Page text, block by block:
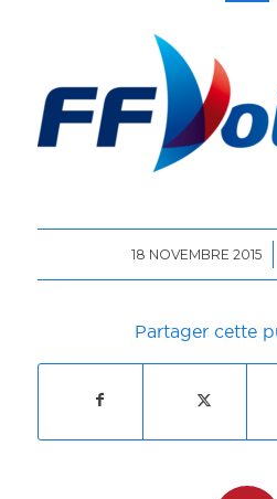
18 NOVEMBRE 2015
/
Partager cette